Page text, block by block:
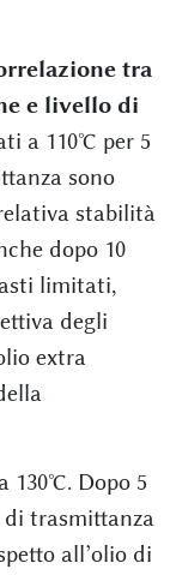
tra
e livello di
a 110°C per 5
sono
stabilità
dopo 10
limitati,
degli
extra
Dopo 5
trasmittanza
all’olio di